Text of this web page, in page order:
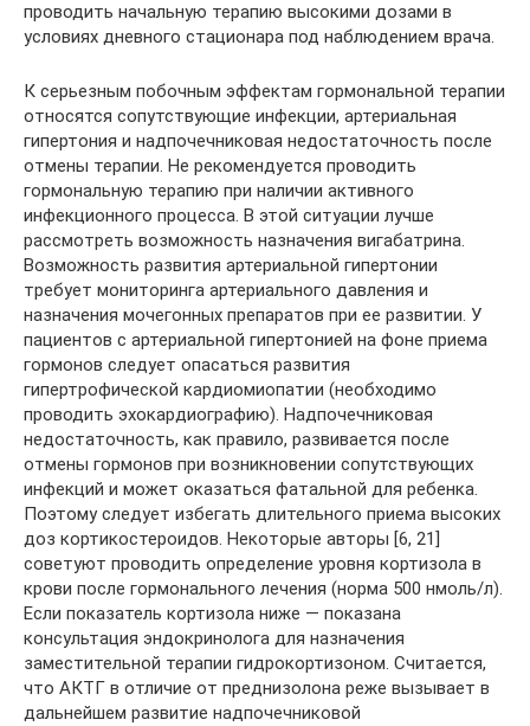
проводить начальную терапию высокими дозами в
условиях дневного стационара под наблюдением врача.
К серьезным побочным эффектам гормональной терапии
относятся сопутствующие инфекции, артериальная
гипертония и надпочечниковая недостаточность после
отмены терапии. Не рекомендуется проводить
гормональную терапию при наличии активного
инфекционного процесса. В этой ситуации лучше
рассмотреть возможность назначения вигабатрина.
Возможность развития артериальной гипертонии
требует мониторинга артериального давления и
назначения мочегонных препаратов при ее развитии. У
пациентов с артериальной гипертонией на фоне приема
гормонов следует опасаться развития
гипертрофической кардиомиопатии (необходимо
проводить эхокардиографию). Надпочечниковая
недостаточность, как правило, развивается после
отмены гормонов при возникновении сопутствующих
инфекций и может оказаться фатальной для ребенка.
Поэтому следует избегать длительного приема высоких
доз кортикостероидов. Некоторые авторы [6, 21]
советуют проводить определение уровня кортизола в
крови после гормонального лечения (норма 500 нмоль/л).
Если показатель кортизола ниже — показана
консультация эндокринолога для назначения
заместительной терапии гидрокортизоном. Считается,
что АКТГ в отличие от преднизолона реже вызывает в
дальнейшем развитие надпочечниковой